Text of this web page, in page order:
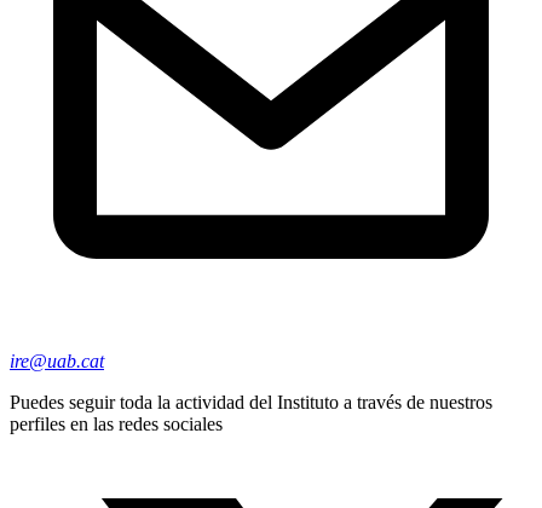
ire@uab.cat
Puedes seguir toda la actividad del Instituto a través de nuestros
perfiles en las redes sociales